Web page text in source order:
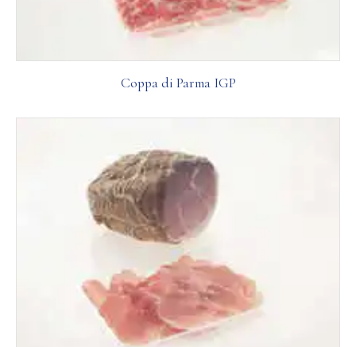
Coppa di Parma IGP